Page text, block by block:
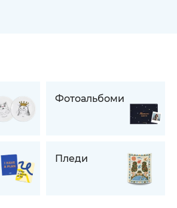
Фотоальбоми
Пледи